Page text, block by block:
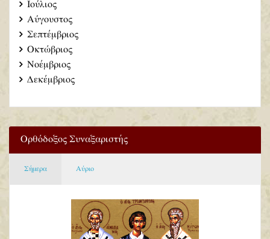
Ιούλιος
Αύγουστος
Σεπτέμβριος
Οκτώβριος
Νοέμβριος
Δεκέμβριος
Ορθόδοξος Συναξαριστής
Σήμερα Αύριο